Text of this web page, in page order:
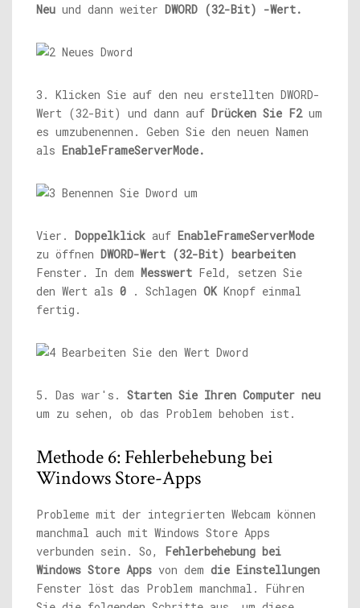
Neu und dann weiter DWORD (32-Bit) -Wert.
3. Klicken Sie auf den neu erstellten DWORD-
Wert (32-Bit) und dann auf Drücken Sie F2um
es umzubenennen. Geben Sie den neuen Namen
als EnableFrameServerMode.
Vier. Doppelklick auf EnableFrameServerMode
zu öffnen DWORD-Wert (32-Bit) bearbeiten
Fenster. In dem Messwert Feld, setzen Sie
den Wert als 0 . Schlagen OKKnopf einmal
fertig.
5. Das war's. Starten Sie Ihren Computer neu
um zu sehen, ob das Problem behoben ist.
Methode 6: Fehlerbehebung bei
Windows Store-Apps
Probleme mit der integrierten Webcam können
manchmal auch mit Windows Store Apps
verbunden sein. So,
Fehlerbehebung bei
Windows Store Apps von dem die Einstellungen
Fenster löst das Problem manchmal. Führen